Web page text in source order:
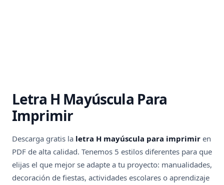
Letra H Mayúscula Para
Imprimir
Descarga gratis la letra H mayúscula para imprimir en
PDF de alta calidad. Tenemos 5 estilos diferentes para que
elijas el que mejor se adapte a tu proyecto: manualidades,
decoración de fiestas, actividades escolares o aprendizaje